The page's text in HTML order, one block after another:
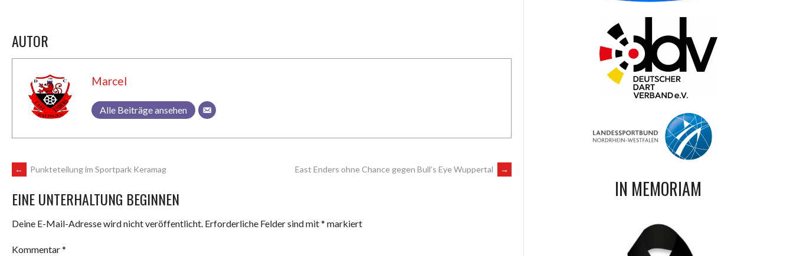
AUTOR
Marcel
Alle Beiträge ansehen
ARTIKEL-
NAVIGATION
← Punkteteilung im Sportpark Keramag East Enders ohne Chance gegen Bull’s Eye Wuppertal →
EINE UNTERHALTUNG BEGINNEN
Deine E-Mail-Adresse wird nicht veröffentlicht. Erforderliche Felder sind mit* markiert
Kommentar*
IN MEMORIAM